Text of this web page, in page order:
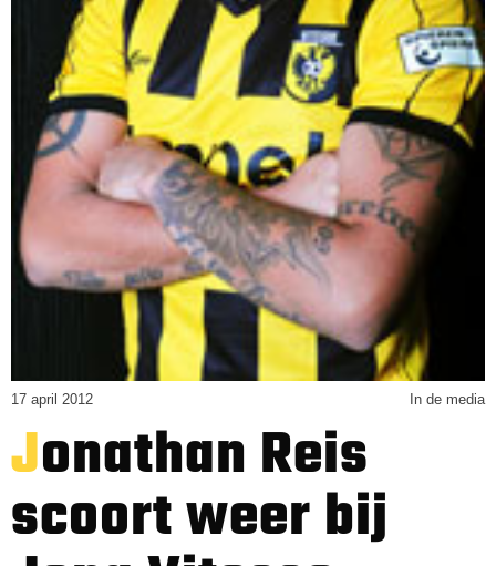
17 april 2012 In de media
Jonathan Reis
scoort weer bij